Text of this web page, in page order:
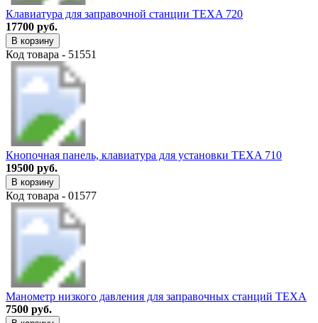
Клавиатура для заправочной станции TEXA 720
17700 руб.
В корзину
Код товара - 51551
Кнопочная панель, клавиатура для установки TEXA 710
19500 руб.
В корзину
Код товара - 01577
Манометр низкого давления для заправочных станций TEXA
7500 руб.